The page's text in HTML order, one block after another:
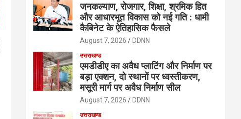
जनकल्याण, रोजगार, शिक्षा, श्रमिक हित
और आधारभूत विकास को नई गति : धामी
कैबिनेट के ऐतिहासिक फैसले
August 7, 2026 DDNN
उत्तराखण्ड
एमडीडीए का अवैध प्लाटिंग और निर्माण पर
बड़ा एक्शन, दो स्थानों पर ध्वस्तीकरण,
मसूरी मार्ग पर अवैध निर्माण सील
August 7, 2026 DDNN
उत्तराखण्ड